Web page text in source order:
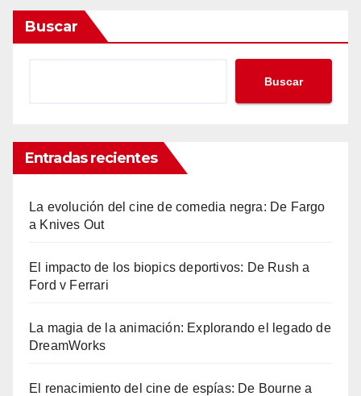
Buscar
Buscar
Entradas recientes
La evolución del cine de comedia negra: De Fargo
a Knives Out
El impacto de los biopics deportivos: De Rush a
Ford v Ferrari
La magia de la animación: Explorando el legado de
DreamWorks
El renacimiento del cine de espías: De Bourne a